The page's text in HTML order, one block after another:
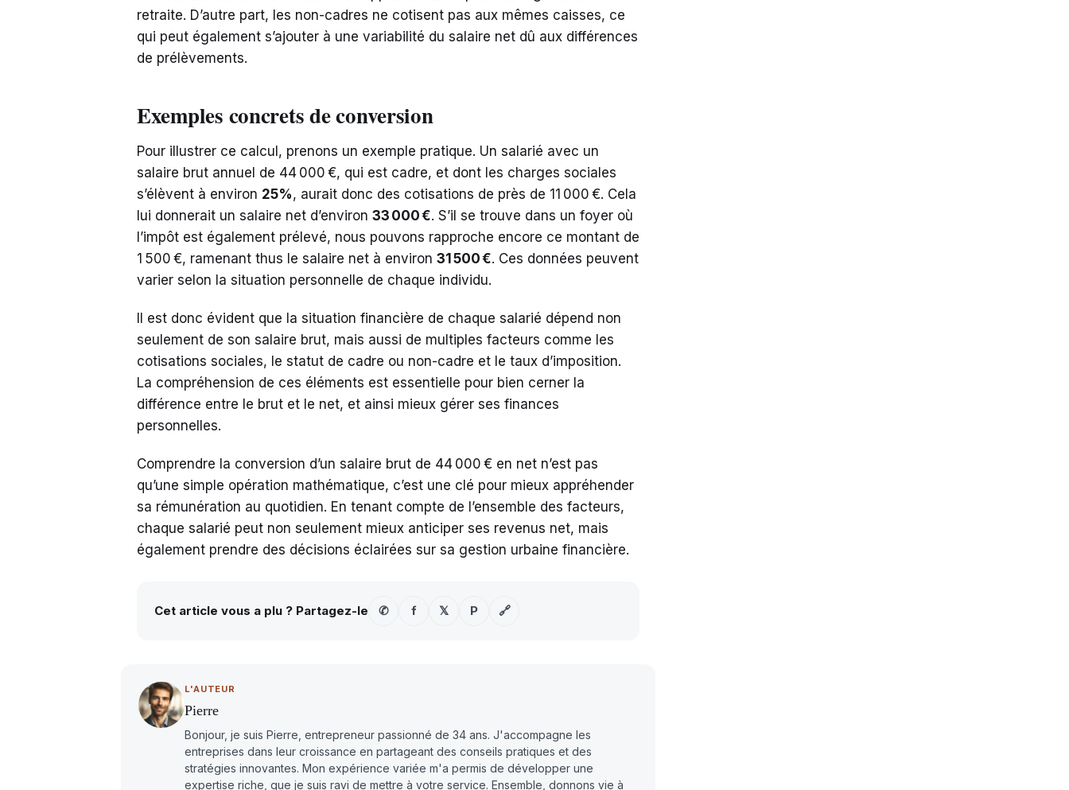
retraite. D’autre part, les non-cadres ne cotisent pas aux mêmes caisses, ce
qui peut également s’ajouter à une variabilité du salaire net dû aux différences
de prélèvements.
Exemples concrets de conversion
Pour illustrer ce calcul, prenons un exemple pratique. Un salarié avec un
salaire brut annuel de 44 000 €, qui est cadre, et dont les charges sociales
s’élèvent à environ 25%, aurait donc des cotisations de près de 11 000 €. Cela
lui donnerait un salaire net d’environ 33 000 €. S’il se trouve dans un foyer où
l’impôt est également prélevé, nous pouvons rapproche encore ce montant de
1 500 €, ramenant thus le salaire net à environ 31 500 €. Ces données peuvent
varier selon la situation personnelle de chaque individu.
Il est donc évident que la situation financière de chaque salarié dépend non
seulement de son salaire brut, mais aussi de multiples facteurs comme les
cotisations sociales, le statut de cadre ou non-cadre et le taux d’imposition.
La compréhension de ces éléments est essentielle pour bien cerner la
différence entre le brut et le net, et ainsi mieux gérer ses finances
personnelles.
Comprendre la conversion d’un salaire brut de 44 000 € en net n’est pas
qu’une simple opération mathématique, c’est une clé pour mieux appréhender
sa rémunération au quotidien. En tenant compte de l’ensemble des facteurs,
chaque salarié peut non seulement mieux anticiper ses revenus net, mais
également prendre des décisions éclairées sur sa gestion urbaine financière.
Cet article vous a plu ? Partagez-le ✆ f 𝕏 P 🔗
L'AUTEUR
Pierre
Bonjour, je suis Pierre, entrepreneur passionné de 34 ans. J'accompagne les
entreprises dans leur croissance en partageant des conseils pratiques et des
stratégies innovantes. Mon expérience variée m'a permis de développer une
expertise riche, que je suis ravi de mettre à votre service. Ensemble, donnons vie à